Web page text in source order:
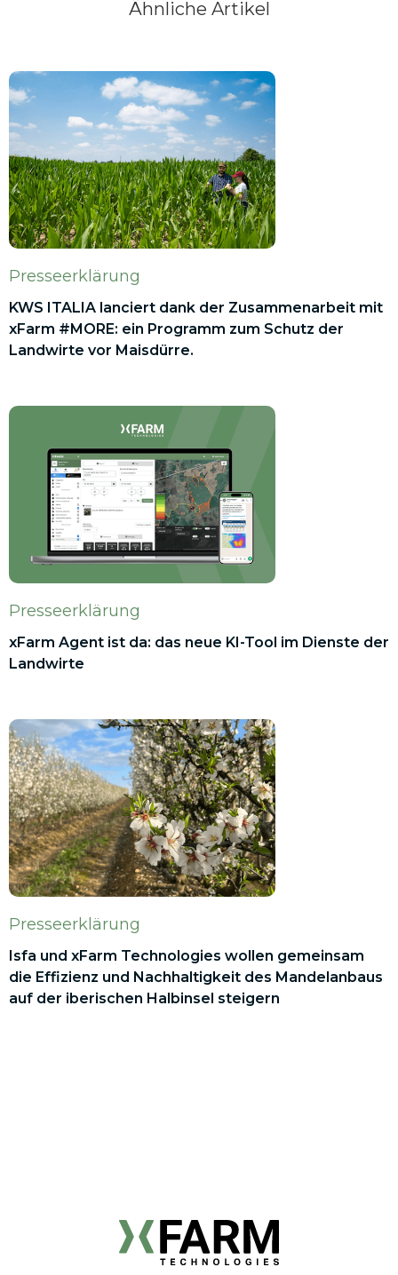
Ähnliche Artikel
Presseerklärung
KWS ITALIA lanciert dank der Zusammenarbeit mit
xFarm #MORE: ein Programm zum Schutz der
Landwirte vor Maisdürre.
Presseerklärung
xFarm Agent ist da: das neue KI-Tool im Dienste der
Landwirte
Presseerklärung
Isfa und xFarm Technologies wollen gemeinsam
die Effizienz und Nachhaltigkeit des Mandelanbaus
auf der iberischen Halbinsel steigern